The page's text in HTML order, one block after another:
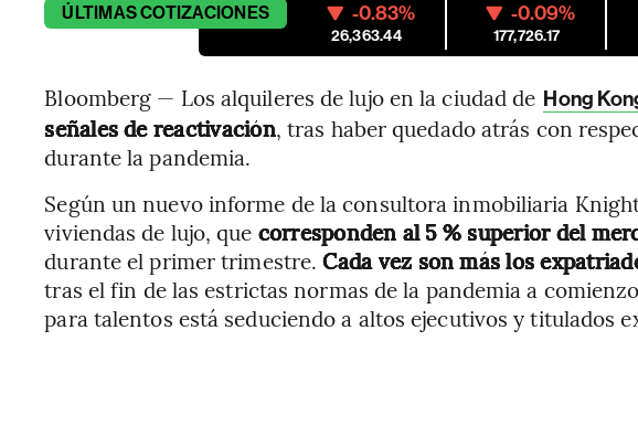
ÚLTIMASCOTIZACIONES -0.83%
26,363.44
-0.09%
177,726.17
Bloomberg — Los alquileres de lujo en la ciudad de Hong
señales de reactivación, tras haber quedado atrás con
durante la pandemia.
Según un nuevo informe de la consultora inmobiliaria
viviendas de lujo, que corresponden al 5 % superior del
durante el primer trimestre. Cada vez son más los
tras el fin de las estrictas normas de la pandemia a
para talentos está seduciendo a altos ejecutivos y titulados